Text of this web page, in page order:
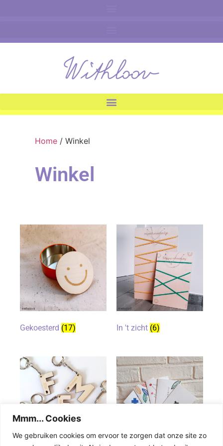
Mmm... Cookies
We gebruiken cookies om ervoor te zorgen dat onze site zo
Home / Winkel
Winkel
Gekoesterd (17) In 't zicht (6)